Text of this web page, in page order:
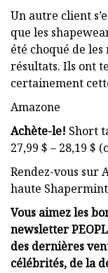
Un autre client
que les
été choqué de
résultats. Ils ont
certainement
Amazone
Achète-le! Short
27,99 $ – 28,19 $
Rendez-vous sur
haute
Vous aimez les
newsletter
des dernières
célébrités, de la